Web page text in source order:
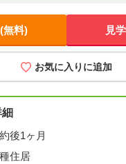
無料) 見
お気に入りに追加
後1ヶ月
住居